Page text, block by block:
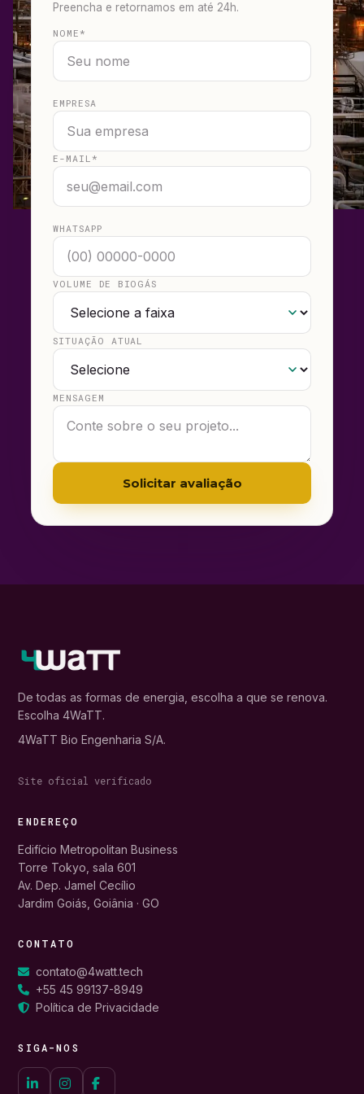
Preencha e retornamos em até 24h.
NOME*
EMPRESA
E-MAIL*
WHATSAPP
VOLUME DE BIOGÁS
SITUAÇÃO ATUAL
MENSAGEM
Solicitar avaliação
De todas as formas de energia, escolha a que se renova.
Escolha 4WaTT.
4WaTT Bio Engenharia S/A.
Site oficial verificado
ENDEREÇO
Edifício Metropolitan Business
Torre Tokyo, sala 601
Av. Dep. Jamel Cecílio
Jardim Goiás, Goiânia · GO
CONTATO
contato@4watt.tech
+55 45 99137-8949
Política de Privacidade
SIGA-NOS